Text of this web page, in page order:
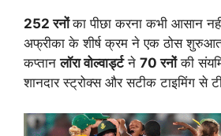
252 रनोंका पीछा करना कभी आसान
अफ्रीका के शीर्ष क्रम ने एक ठोस
कप्तानलॉरा वोल्वार्ड्टने 70 रनोंकी
शानदार स्ट्रोक्स और सटीक टाइमिंग से